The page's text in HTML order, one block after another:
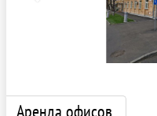
Аренда офисов